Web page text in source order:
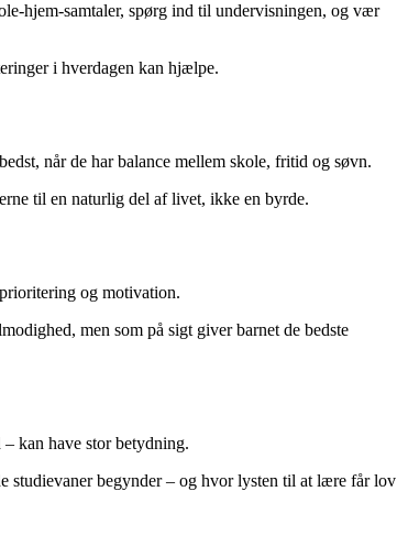
hjem-samtaler, spørg ind til undervisningen, og vær
i hverdagen kan hjælpe.
når de har balance mellem skole, fritid og søvn.
til en naturlig del af livet, ikke en byrde.
og motivation.
men som på sigt giver barnet de bedste
kan have stor betydning.
studievaner begynder – og hvor lysten til at lære får lov